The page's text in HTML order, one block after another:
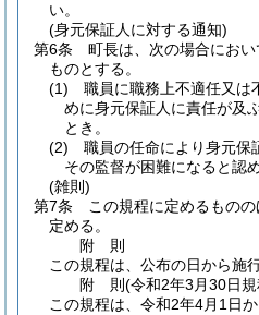
い。
(身元保証人に対する通知)
第6条
町長は、次の場合にお
ものとする。
(1)
職員に職務上不適任又は
めに身元保証人に責任が及
とき。
(2)
職員の任命により身元保
その監督が困難になると認
(雑則)
第7条
この規程に定めるもの
定める。
附 則
この規程は、公布の日から施行
附 則(令和2年3月30日
この規程は、令和2年4月1日か